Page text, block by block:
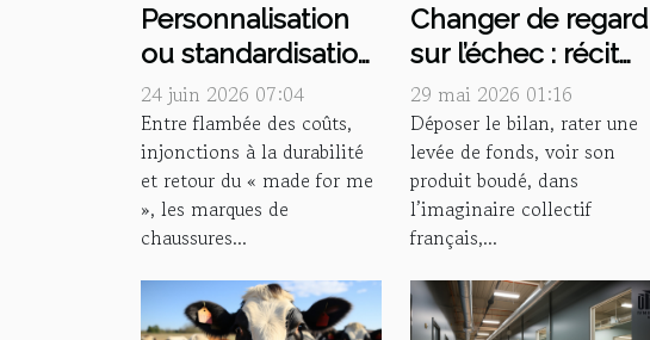
Personnalisation
ou standardisation
: dilemme pour les
marques de
chaussures
24 juin 2026 07:04
Entre flambée des coûts,
injonctions à la durabilité
et retour du « made for me
», les marques de
chaussures...
Changer de regard
sur l’échec : récit
d’entrepreneurs
qui ont rebondi
29 mai 2026 01:16
Déposer le bilan, rater une
levée de fonds, voir son
produit boudé, dans
l’imaginaire collectif
français,...